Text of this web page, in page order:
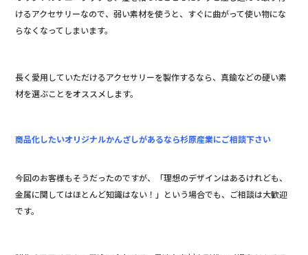
けるアクセサリーなので、弱い素材を使うと、すぐに曲がって使い物にな
らなくなってしまいます。
長く愛用していただけるアクセサリーを製作するなら、真鍮などの硬い素
材を選ぶことをオススメします。
商品化したいオリジナルかんざしがあるなら杉原産業にご相談下さい
今回のお客様もそうだったのですが、「理想のデザインはあるけれども、
金属に関してはほとんど知識はない！」という場合でも、ご相談は大歓迎
です。